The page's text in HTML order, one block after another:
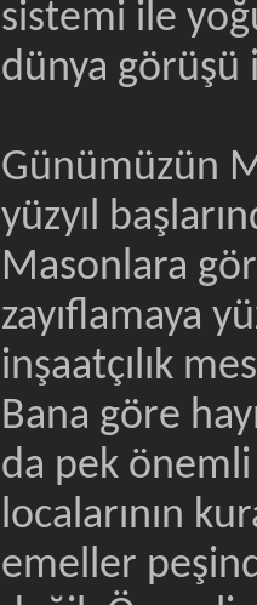
sistemi ile
dünya
Günümüzün
yüzyıl
Masonlara
zayıflamaya
inşaatçılık
Bana göre
da pek
localarının
emeller